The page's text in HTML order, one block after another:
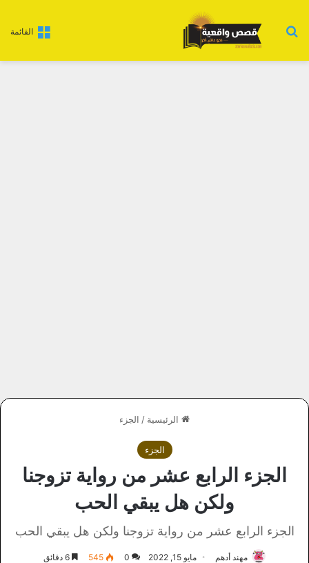
القائمة بحث عن
الرئيسية / الجزء
الجزء
الجزء الرابع عشر من رواية تزوجنا
ولكن هل يبقي الحب
الجزء الرابع عشر من رواية تزوجنا ولكن هل يبقي الحب
مهند أدهم مايو 15, 2022 0
545